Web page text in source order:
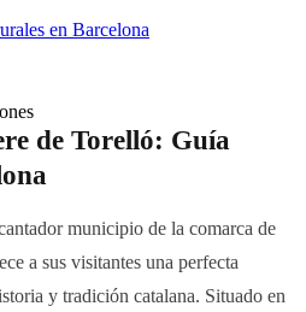
en Barcelona
de Torelló: Guía
municipio de la comarca de
a sus visitantes una perfecta
y tradición catalana. Situado en